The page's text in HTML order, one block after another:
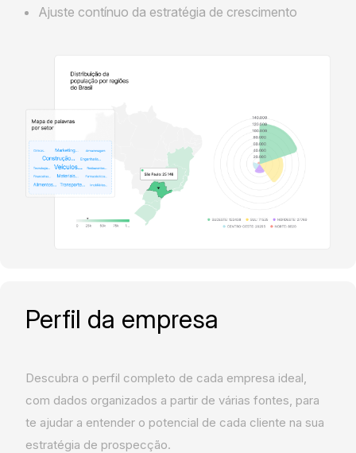
Ajuste contínuo da estratégia de crescimento
Perfil da empresa
Descubra o perfil completo de cada empresa ideal,
com dados organizados a partir de várias fontes, para
te ajudar a entender o potencial de cada cliente na sua
estratégia de prospecção.